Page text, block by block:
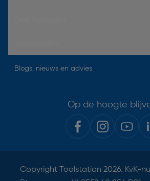
Blogs, nieuws en advies
Op de hoogte
Copyright Toolstation 2026. KvK-